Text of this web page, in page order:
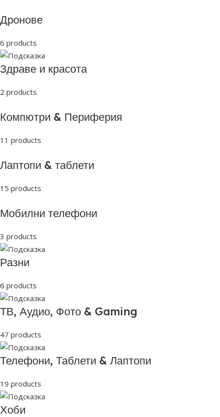
Дронове
6 products
Здраве и красота
2 products
Компютри & Периферия
11 products
Лаптопи & таблети
15 products
Мобилни телефони
3 products
Разни
6 products
ТВ, Аудио, Фото & Gaming
47 products
Телефони, Таблети & Лаптопи
19 products
Хоби